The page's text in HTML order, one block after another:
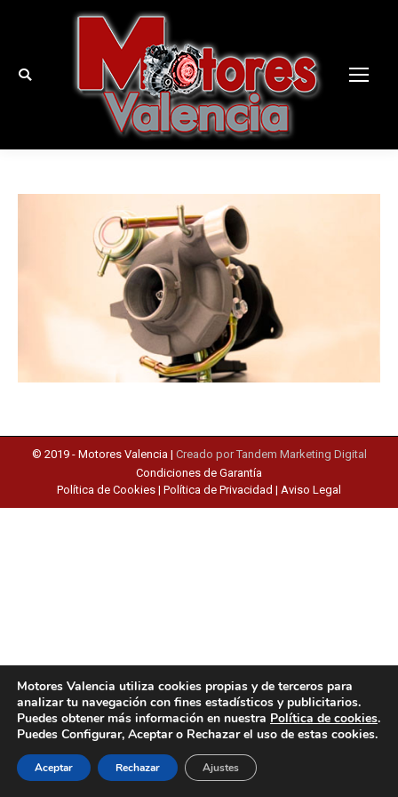
Buscar:
© 2019 - Motores Valencia| Creado por Tandem Marketing Digital
Condiciones de Garantía
Política de Cookies | Política de Privacidad | Aviso Legal
Motores Valencia utiliza cookies propias y de terceros para
analizar tu navegación con fines estadísticos y publicitarios.
Puedes obtener más información en nuestra Política de cookies.
Puedes Configurar, Aceptar o Rechazar el uso de estas cookies.
Aceptar Rechazar Ajustes